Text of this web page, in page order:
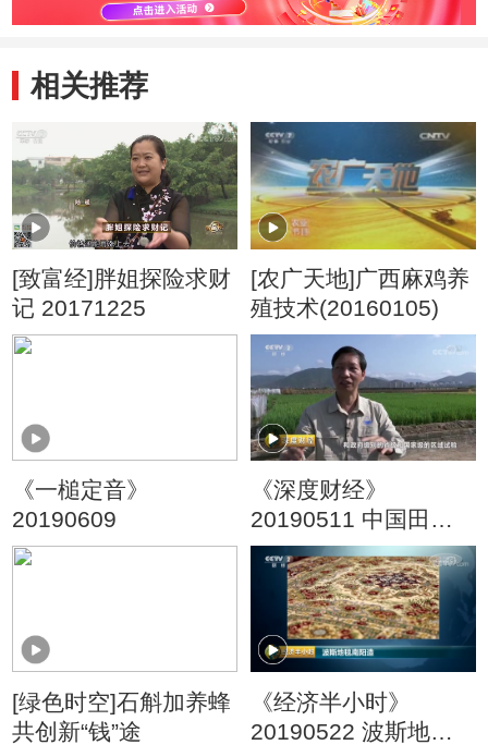
相关推荐
[致富经]胖姐探险求财
记 20171225
[农广天地]广西麻鸡养
殖技术(20160105)
《一槌定音》
20190609
《深度财经》
20190511 中国田里
中国种
[绿色时空]石斛加养蜂
共创新“钱”途
《经济半小时》
20190522 波斯地毯